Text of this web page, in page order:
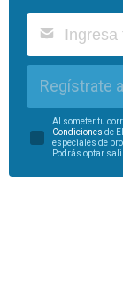
Regístrate
Al someter tu
Condiciones de
especiales de
Podrás optar